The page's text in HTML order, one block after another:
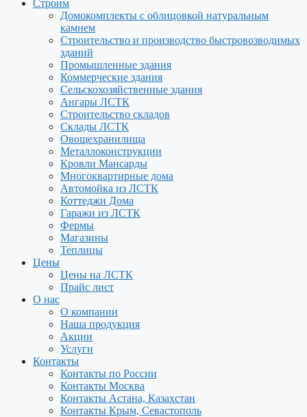
Строим
Домокомплекты с облицовкой натуральным
камнем
Строительство и производство быстровозводимых
зданий
Промышленные здания
Коммерческие здания
Сельскохозяйственные здания
Ангары ЛСТК
Строительство складов
Склады ЛСТК
Овощехранилища
Металлоконструкции
Кровли Мансарды
Многоквартирные дома
Автомойка из ЛСТК
Коттеджи Дома
Гаражи из ЛСТК
Фермы
Магазины
Теплицы
Цены
Цены на ЛСТК
Прайс лист
О нас
О компании
Наша продукция
Акции
Услуги
Контакты
Контакты по России
Контакты Москва
Контакты Астана, Казахстан
Контакты Крым, Севастополь